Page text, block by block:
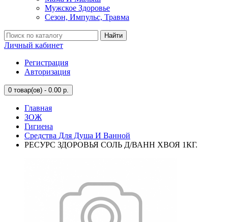
Мужское Здоровье
Сезон, Импульс, Травма
Найти
Личный кабинет
Регистрация
Авторизация
0 товар(ов) - 0.00 р.
Главная
ЗОЖ
Гигиена
Средства Для Душа И Ванной
РЕСУРС ЗДОРОВЬЯ СОЛЬ Д/ВАНН ХВОЯ 1КГ.